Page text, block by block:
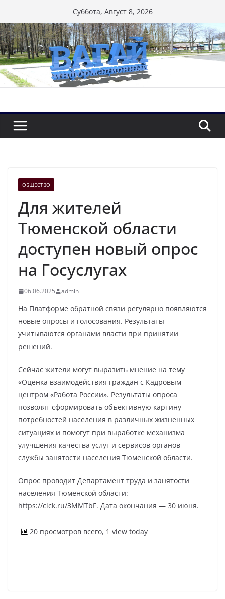
к
содержимому
Суббота, Август 8, 2026
ОБЩЕСТВО
Для жителей
Тюменской области
доступен новый опрос
на Госуслугах
06.06.2025 admin
На Платформе обратной связи регулярно появляются
новые опросы и голосования. Результаты
учитываются органами власти при принятии
решений.
Сейчас жители могут выразить мнение на тему
«Оценка взаимодействия граждан с Кадровым
центром «Работа России». Результаты опроса
позволят сформировать объективную картину
потребностей населения в различных жизненных
ситуациях и помогут при выработке механизма
улучшения качества услуг и сервисов органов
службы занятости населения Тюменской области.
Опрос проводит Департамент труда и занятости
населения Тюменской области:
https://clck.ru/3MMTbF. Дата окончания — 30 июня.
20 просмотров всего, 1 view today